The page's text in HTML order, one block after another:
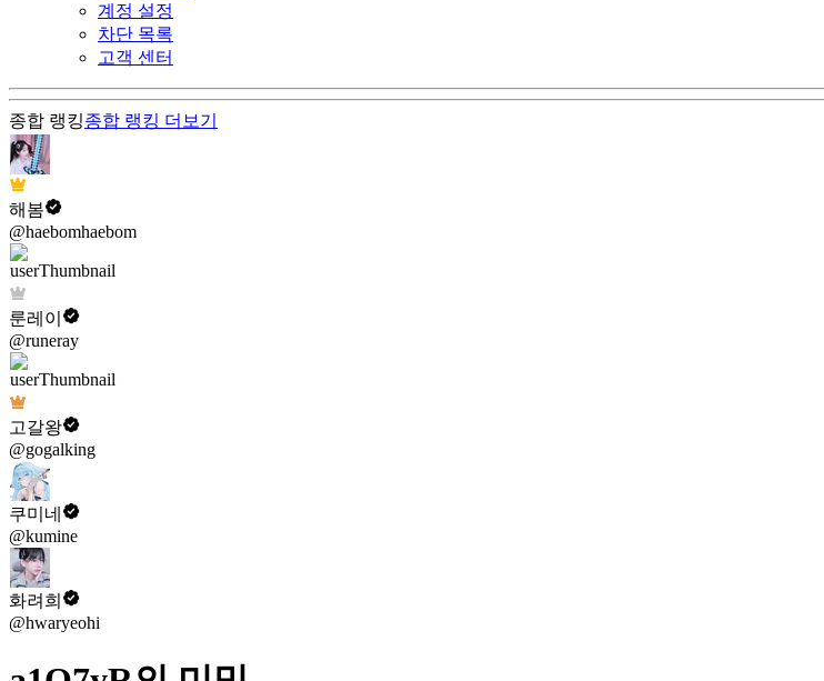
계정 설정
차단 목록
고객 센터
종합 랭킹종합 랭킹 더보기
해봄
@haebomhaebom
룬레이
@runeray
고갈왕
@gogalking
쿠미네
@kumine
화려희
@hwaryeohi